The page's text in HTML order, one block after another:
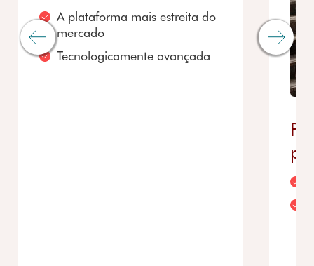
A plataforma mais estreita do
mercado
Tecnologicamente avançada